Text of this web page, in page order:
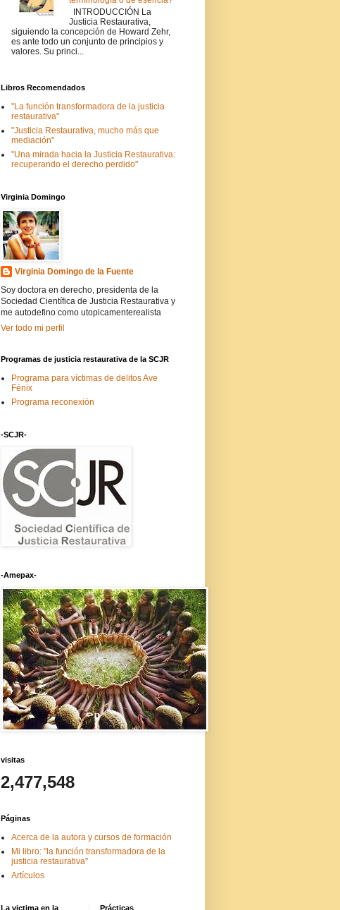
INTRODUCCIÓN La
Justicia Restaurativa,
siguiendo la concepción de Howard Zehr,
es ante todo un conjunto de principios y
valores. Su princi...
Libros Recomendados
"La función transformadora de la justicia
restaurativa"
"Justicia Restaurativa, mucho más que
mediación"
"Una mirada hacia la Justicia Restaurativa:
recuperando el derecho perdido"
Virginia Domingo
Virginia Domingo de la Fuente
Soy doctora en derecho, presidenta de la
Sociedad Científica de Justicia Restaurativa y
me autodefino como utopicamenterealista
Ver todo mi perfil
Programas de justicia restaurativa de la SCJR
Programa para víctimas de delitos Ave
Fénix
Programa reconexión
-SCJR-
-Amepax-
visitas
2,477,548
Páginas
Acerca de la autora y cursos de formación
Mi libro: "la función transformadora de la
justicia restaurativa"
Artículos
La victima en la Prácticas